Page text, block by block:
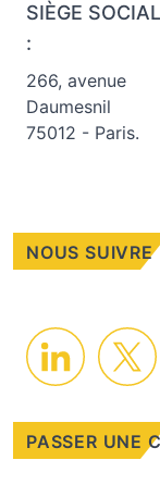
SIÈGE SOCIAL
:
266, avenue
Daumesnil
75012 - Paris.
NOUS SUIVRE
PASSER UNE